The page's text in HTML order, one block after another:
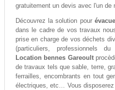
gratuitement un devis avec l'un de
Découvrez la solution pour
dans le cadre de vos travaux
prise en charge de vos déchets
(particuliers, professionnels
Location bennes Gareoult
de travaux tels que sable, terre,
ferrailles, encombrants en tout
électriques, etc… Vous